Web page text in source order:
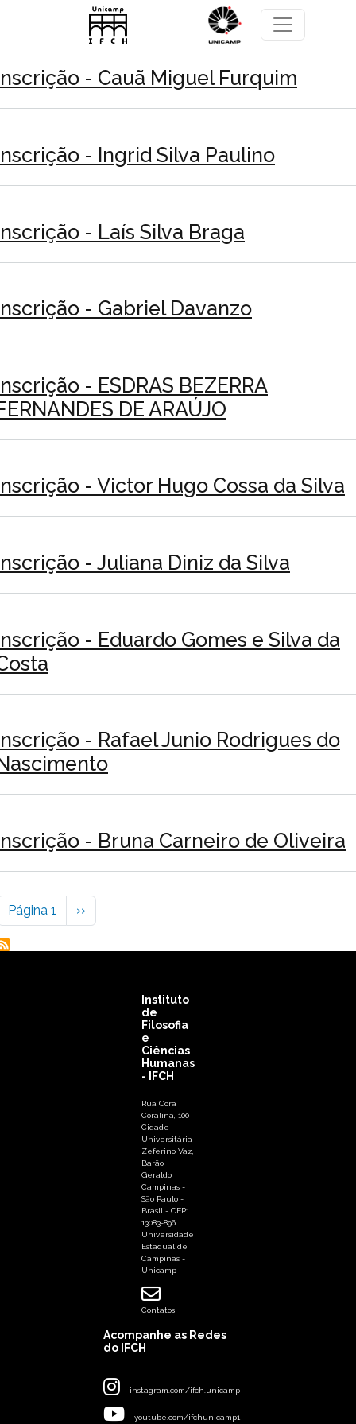
Pular para o conteúdo principal
- Cauã Miguel Furquim
- Ingrid Silva Paulino
- Laís Silva Braga
- Gabriel Davanzo
- ESDRAS BEZERRA
DE ARAÚJO
- Victor Hugo Cossa da Silva
- Juliana Diniz da Silva
- Eduardo Gomes e Silva da
- Rafael Junio Rodrigues do
- Bruna Carneiro de Oliveira
Página 1 Próxima página
››
Instituto
de
Filosofia
e
Ciências
Humanas
- IFCH
Rua Cora
Coralina, 100 -
Cidade
Universitária
Zeferino Vaz,
Barão
Geraldo
Campinas -
São Paulo -
Brasil - CEP:
13083-896
Universidade
Estadual de
Campinas -
Unicamp
Contatos
Acompanhe as Redes
do IFCH
instagram.com/ifch.unicamp
youtube.com/ifchunicamp1